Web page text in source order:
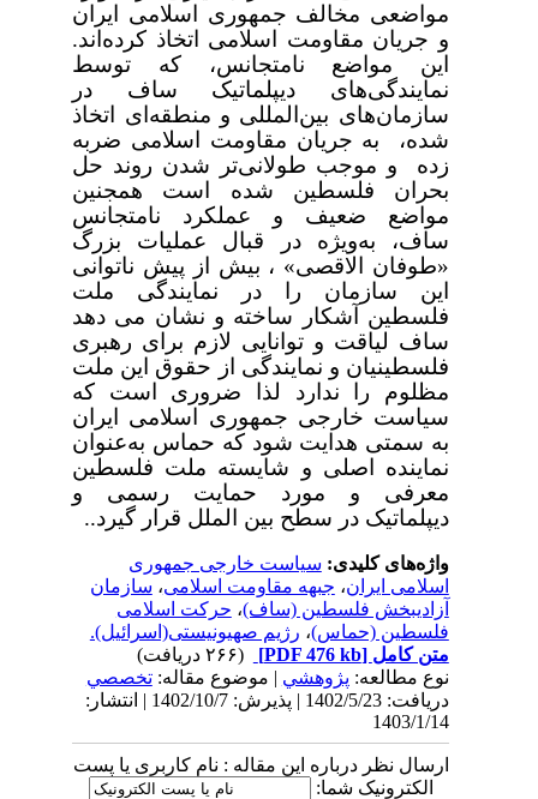
مواضعی مخالف جمهوری اسلامی ایران
و جریان مقاومت اسلامی اتخاذ کرده‌اند.
این مواضع نامتجانس، که توسط
نمایندگی‌های دیپلماتیک ساف در
سازمان‌های بین‌المللی و منطقه‌ای اتخاذ
شده، به جریان مقاومت اسلامی ضربه
زده و موجب طولانی‌تر شدن روند حل
بحران فلسطین شده است همجنین
مواضع ضعیف و عملکرد نامتجانس
ساف، به‌ویژه در قبال عملیات بزرگ
«طوفان الاقصی» ، بیش از پیش ناتوانی
این سازمان را در نمایندگی ملت
فلسطین آشکار ساخته و نشان می دهد
ساف لیاقت و توانایی لازم برای رهبری
فلسطینیان و نمایندگی از حقوق این ملت
مظلوم را ندارد لذا ضروری است که
سیاست خارجی جمهوری اسلامی ایران
به سمتی هدایت شود که حماس به‌عنوان
نماینده اصلی و شایسته ملت فلسطین
معرفی و مورد حمایت رسمی و
دیپلماتیک در سطح بین الملل قرار گیرد..
واژه‌های کلیدی:سیاست خارجی جمهوری
اسلامی ایران ،جبهه مقاومت اسلامی،سازمان
آزادیبخش فلسطین (ساف) ،حرکت اسلامی
فلسطین (حماس) ،رژیم صهیونیستی(اسرائیل).
متن کامل[PDF 476 kb]
نوع مطالعه:پژوهشي| موضوع مقاله:تخصصي
دریافت: 1402/5/23 | پذیرش: 1402/10/7 | انتشار:
1403/1/14
ارسال نظر درباره این مقاله : نام کاربری یا پست
الکترونیک شما: